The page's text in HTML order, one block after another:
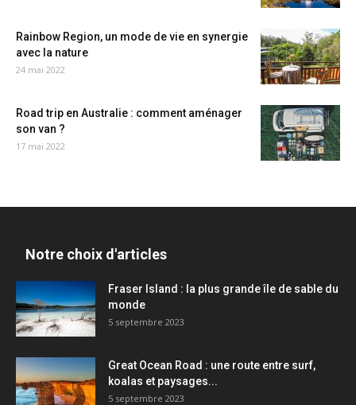
Rainbow Region, un mode de vie en synergie
avec la nature
24 mai 2022
Road trip en Australie : comment aménager
son van ?
17 mai 2022
Notre choix d'articles
Fraser Island : la plus grande île de sable du
monde
5 septembre 2023
Great Ocean Road : une route entre surf,
koalas et paysages...
5 septembre 2023